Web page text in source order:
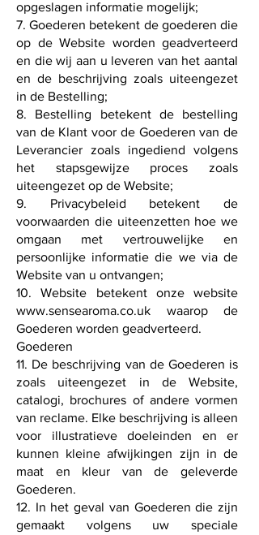
opgeslagen informatie mogelijk;
7. Goederen betekent de goederen die
op de Website worden geadverteerd
en die wij aan u leveren van het aantal
en de beschrijving zoals uiteengezet
in de Bestelling;
8. Bestelling betekent de bestelling
van de Klant voor de Goederen van de
Leverancier zoals ingediend volgens
het stapsgewijze proces zoals
uiteengezet op de Website;
9. Privacybeleid betekent de
voorwaarden die uiteenzetten hoe we
omgaan met vertrouwelijke en
persoonlijke informatie die we via de
Website van u ontvangen;
10. Website betekent onze website
www.sensearoma.co.uk waarop de
Goederen worden geadverteerd.
Goederen
11. De beschrijving van de Goederen is
zoals uiteengezet in de Website,
catalogi, brochures of andere vormen
van reclame. Elke beschrijving is alleen
voor illustratieve doeleinden en er
kunnen kleine afwijkingen zijn in de
maat en kleur van de geleverde
Goederen.
12. In het geval van Goederen die zijn
gemaakt volgens uw speciale